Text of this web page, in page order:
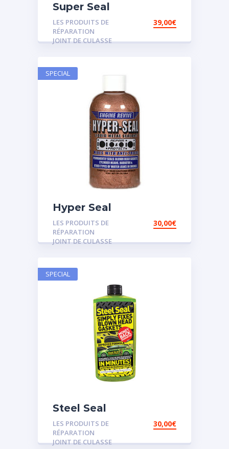
Super Seal
LES PRODUITS DE
RÉPARATION
JOINT DE CULASSE
39,00€
Hyper Seal
LES PRODUITS DE
RÉPARATION
JOINT DE CULASSE
30,00€
SPECIAL
Steel Seal
LES PRODUITS DE
RÉPARATION
JOINT DE CULASSE
30,00€
SPECIAL